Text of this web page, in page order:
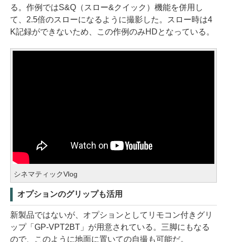
る。作例ではS&Q（スロー&クイック）機能を併用し
て、2.5倍のスローになるように撮影した。スロー時は4
K記録ができないため、この作例のみHDとなっている。
シネマティックVlog
オプションのグリップも活用
新製品ではないが、オプションとしてリモコン付きグリ
ップ「GP-VPT2BT」が用意されている。三脚にもなる
ので、このように地面に置いての自撮も可能だ。